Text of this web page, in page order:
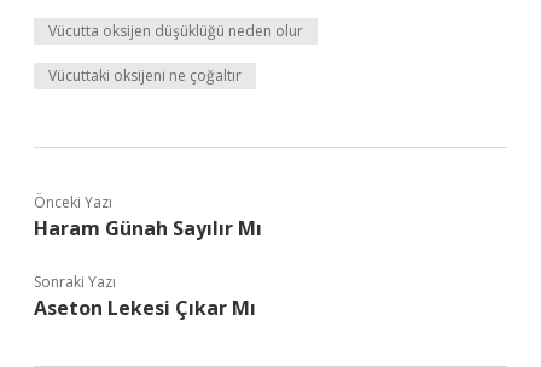
Vücutta oksijen düşüklüğü neden olur
Vücuttaki oksijeni ne çoğaltır
Önceki Yazı
Haram Günah Sayılır Mı
Sonraki Yazı
Aseton Lekesi Çıkar Mı